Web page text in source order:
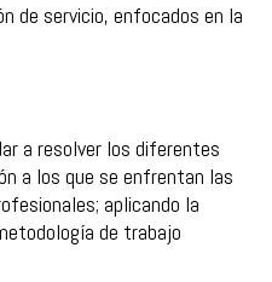
de servicio, enfocados en la
a resolver los diferentes
a los que se enfrentan las
aplicando la
de trabajo